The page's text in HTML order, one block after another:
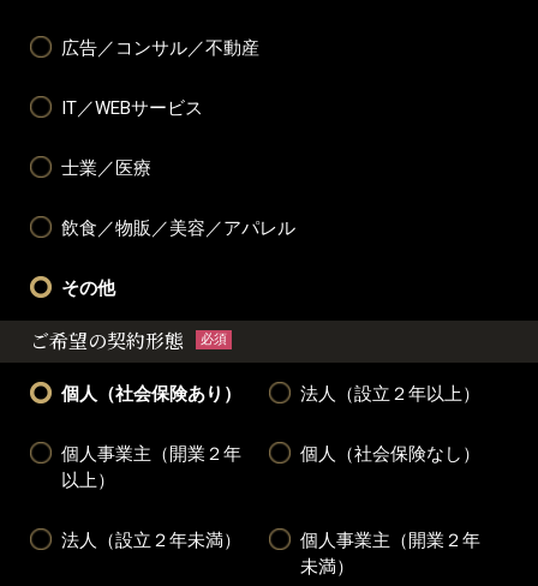
広告／コンサル／不動産
IT／WEBサービス
士業／医療
飲食／物販／美容／アパレル
その他
ご希望の契約形態 必須
個人（社会保険あり） 法人（設立２年以上）
個人事業主（開業２年
以上）
個人（社会保険なし）
法人（設立２年未満）
個人事業主（開業２年
未満）